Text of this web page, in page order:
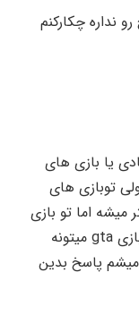
یا بازی های
بین 70 تا80 هست ولی توبازی های
میشه اما تو بازی
های سبک تر نه این طبیعیه و باگ داخل بازی gta میتونه
میشم پاسخ بدین